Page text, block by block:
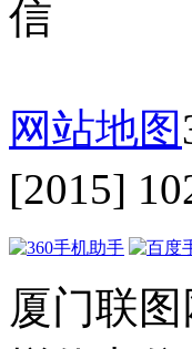
网站地图
[2015]
厦门联